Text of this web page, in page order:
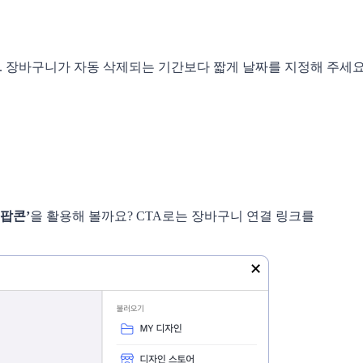
바구니가 자동 삭제되는 기간보다 짧게 날짜를 지정해 주
콘’을 활용해 볼까요? CTA로는 장바구니 연결 링크를